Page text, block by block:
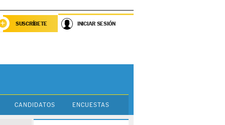
SUSCRÍBETE INICIAR SESIÓN
CANDIDATOS ENCUESTAS